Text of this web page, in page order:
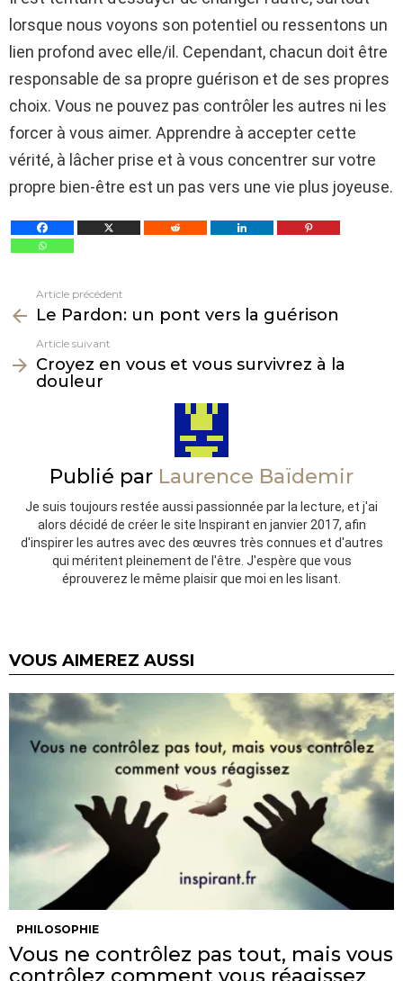
lorsque nous voyons son potentiel ou ressentons un
lien profond avec elle/il. Cependant, chacun doit être
responsable de sa propre guérison et de ses propres
choix. Vous ne pouvez pas contrôler les autres ni les
forcer à vous aimer. Apprendre à accepter cette
vérité, à lâcher prise et à vous concentrer sur votre
propre bien-être est un pas vers une vie plus joyeuse.
plus
Article précédent
Le Pardon: un pont vers la guérison
Article suivant
Croyez en vous et vous survivrez à la
douleur
Publié par Laurence Baïdemir
Je suis toujours restée aussi passionnée par la lecture, et j'ai
alors décidé de créer le site Inspirant en janvier 2017, afin
d'inspirer les autres avec des œuvres très connues et d'autres
qui méritent pleinement de l'être. J'espère que vous
éprouverez le même plaisir que moi en les lisant.
VOUS AIMEREZ AUSSI
PHILOSOPHIE
Vous ne contrôlez pas tout, mais vous
contrôlez comment vous réagissez